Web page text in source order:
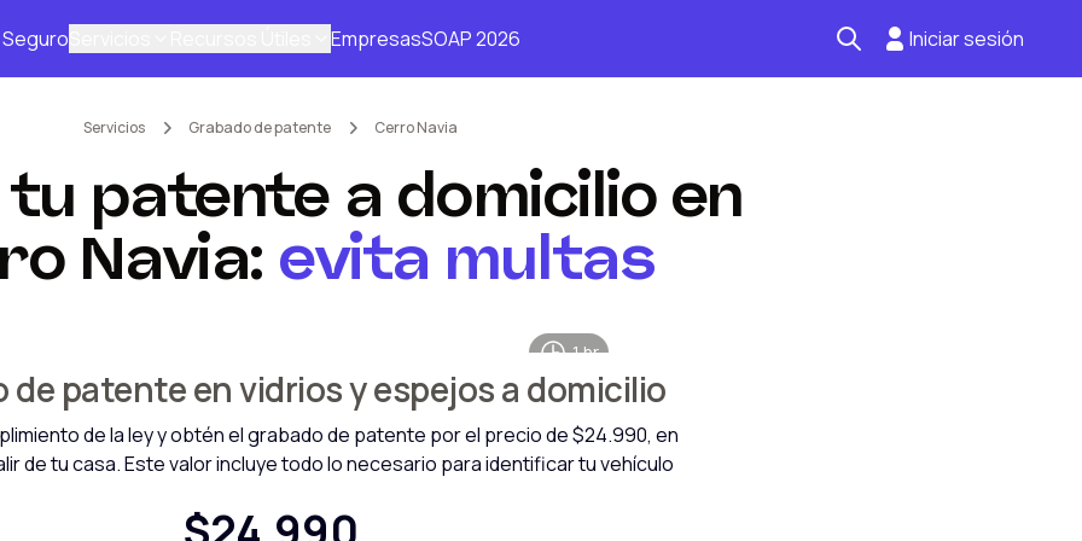
Seguro EmpresasSOAP 2026 Iniciar sesión
Mantención kilometraje
Servicios Grabado de patente Cerro Navia
patente a domicilio en
Navia: evita multas
1 hr
de patente en vidrios y espejos a domicilio
de la ley y obtén el grabado de patente por el precio de$24.990, en
de tu casa. Este valor incluye todo lo necesario para identificar tu vehículo